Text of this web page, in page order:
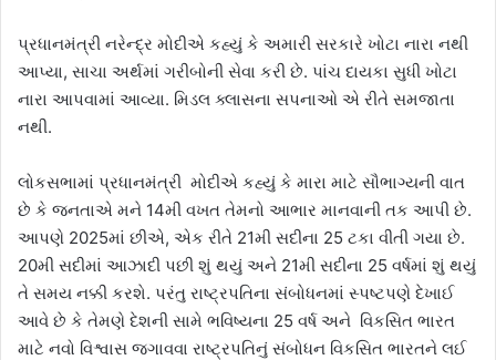
પ્રધાનમંત્રી નરેન્દ્ર મોદીએ કહ્યું કે અમારી સરકારે ખોટા નારા નથી
આપ્યા, સાચા અર્થમાં ગરીબોની સેવા કરી છે. પાંચ દાયકા સુધી ખોટા
નારા આપવામાં આવ્યા. મિડલ ક્લાસના સપનાઓ એ રીતે સમજાતા
નથી.
લોકસભામાં પ્રધાનમંત્રી મોદીએ કહ્યું કે મારા માટે સૌભાગ્યની વાત
છે કે જનતાએ મને 14મી વખત તેમનો આભાર માનવાની તક આપી છે.
આપણે 2025માં છીએ, એક રીતે 21મી સદીના 25 ટકા વીતી ગયા છે.
20મી સદીમાં આઝાદી પછી શું થયું અને 21મી સદીના 25 વર્ષમાં શું થયું
તે સમય નક્કી કરશે. પરંતુ રાષ્ટ્રપતિના સંબોધનમાં સ્પષ્ટપણે દેખાઈ
આવે છે કે તેમણે દેશની સામે ભવિષ્યના 25 વર્ષ અને વિકસિત ભારત
માટે નવો વિશ્વાસ જગાવવા રાષ્ટ્રપતિનું સંબોધન વિકસિત ભારતને લઈ